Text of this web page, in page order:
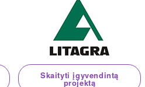
Skaityti įgyvendintą
projektą